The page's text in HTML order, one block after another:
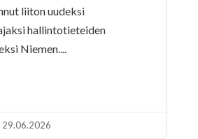
liiton uudeksi
hallintotieteiden
Niemen....
29.06.2026